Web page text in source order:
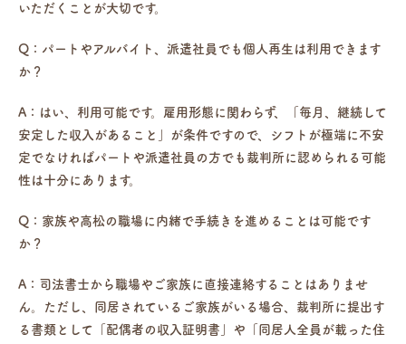
いただくことが大切です。
Q：パートやアルバイト、派遣社員でも個人再生は利用できます
か？
A：はい、利用可能です。雇用形態に関わらず、「毎月、継続して
安定した収入があること」が条件ですので、シフトが極端に不安
定でなければパートや派遣社員の方でも裁判所に認められる可能
性は十分にあります。
Q：家族や高松の職場に内緒で手続きを進めることは可能です
か？
A：司法書士から職場やご家族に直接連絡することはありませ
ん。ただし、同居されているご家族がいる場合、裁判所に提出す
る書類として「配偶者の収入証明書」や「同居人全員が載った住